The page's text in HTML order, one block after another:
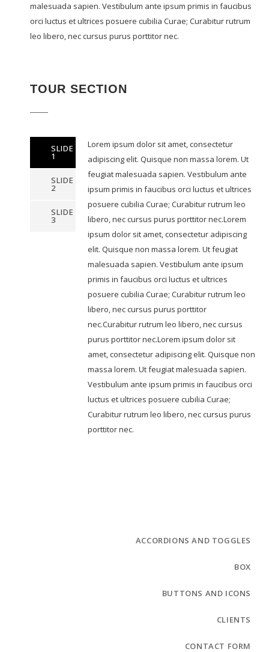
malesuada sapien. Vestibulum ante ipsum primis in faucibus
orci luctus et ultrices posuere cubilia Curae; Curabitur rutrum
leo libero, nec cursus purus porttitor nec.
TOUR SECTION
SLIDE
1
SLIDE
2
SLIDE
3
Lorem ipsum dolor sit amet, consectetur
adipiscing elit. Quisque non massa lorem. Ut
feugiat malesuada sapien. Vestibulum ante
ipsum primis in faucibus orci luctus et ultrices
posuere cubilia Curae; Curabitur rutrum leo
libero, nec cursus purus porttitor nec.Lorem
ipsum dolor sit amet, consectetur adipiscing
elit. Quisque non massa lorem. Ut feugiat
malesuada sapien. Vestibulum ante ipsum
primis in faucibus orci luctus et ultrices
posuere cubilia Curae; Curabitur rutrum leo
libero, nec cursus purus porttitor
nec.Curabitur rutrum leo libero, nec cursus
purus porttitor nec.Lorem ipsum dolor sit
amet, consectetur adipiscing elit. Quisque non
massa lorem. Ut feugiat malesuada sapien.
Vestibulum ante ipsum primis in faucibus orci
luctus et ultrices posuere cubilia Curae;
Curabitur rutrum leo libero, nec cursus purus
porttitor nec.
ACCORDIONS AND TOGGLES
BOX
BUTTONS AND ICONS
CLIENTS
CONTACT FORM